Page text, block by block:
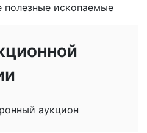
ископаемые
аукцион